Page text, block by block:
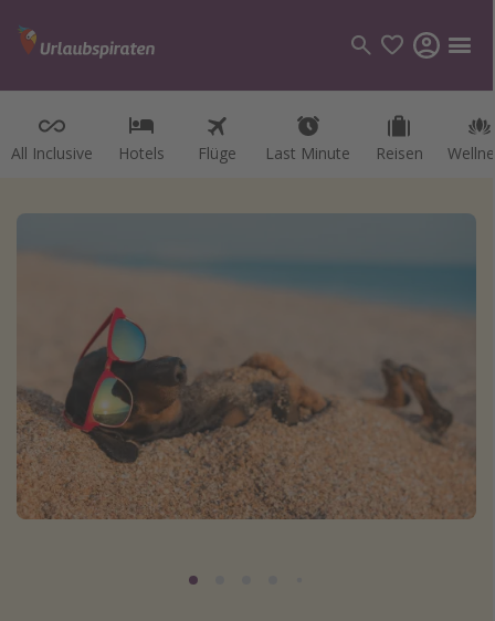
All Inclusive Hotels Flüge Last Minute Reisen
Kategorien
Kreuzfahrten
Reiseziele
Alle Reiseziele
Österreich
Italien
Lombardei